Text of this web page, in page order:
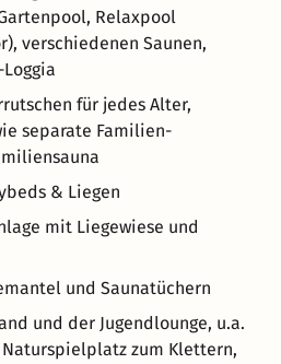
des Badehauses
werden, ausgenommen
und Kegelbahn.
Relaxpool
verschiedenen Saunen,
für jedes Alter,
separate Familien-
& Liegen
mit Liegewiese und
und Saunatüchern
und der Jugendlounge, u.a.
Naturspielplatz zum Klettern,